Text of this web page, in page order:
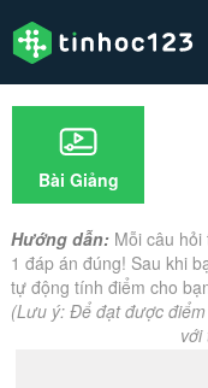
Bài Giảng
Hướng dẫn: Mỗi câu
1 đáp án đúng! Sau khi
tự động tính điểm cho
(Lưu ý: Để đạt được
với